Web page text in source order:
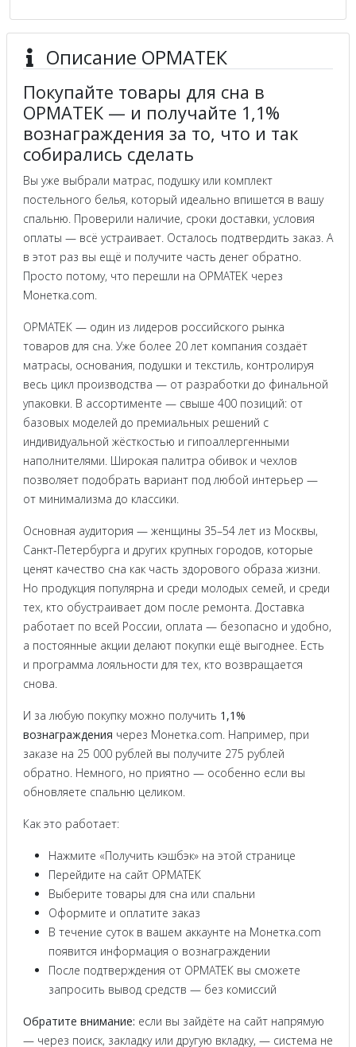
Описание ОРМАТЕК
Покупайте товары для сна в
ОРМАТЕК — и получайте 1,1%
вознаграждения за то, что и так
собирались сделать
Вы уже выбрали матрас, подушку или комплект
постельного белья, который идеально впишется в вашу
спальню. Проверили наличие, сроки доставки, условия
оплаты — всё устраивает. Осталось подтвердить заказ. А
в этот раз вы ещё и получите часть денег обратно.
Просто потому, что перешли на ОРМАТЕК через
Монетка.com.
ОРМАТЕК — один из лидеров российского рынка
товаров для сна. Уже более 20 лет компания создаёт
матрасы, основания, подушки и текстиль, контролируя
весь цикл производства — от разработки до финальной
упаковки. В ассортименте — свыше 400 позиций: от
базовых моделей до премиальных решений с
индивидуальной жёсткостью и гипоаллергенными
наполнителями. Широкая палитра обивок и чехлов
позволяет подобрать вариант под любой интерьер —
от минимализма до классики.
Основная аудитория — женщины 35–54 лет из Москвы,
Санкт-Петербурга и других крупных городов, которые
ценят качество сна как часть здорового образа жизни.
Но продукция популярна и среди молодых семей, и среди
тех, кто обустраивает дом после ремонта. Доставка
работает по всей России, оплата — безопасно и удобно,
а постоянные акции делают покупки ещё выгоднее. Есть
и программа лояльности для тех, кто возвращается
снова.
И за любую покупку можно получить 1,1%
вознаграждения через Монетка.com. Например, при
заказе на 25 000 рублей вы получите 275 рублей
обратно. Немного, но приятно — особенно если вы
обновляете спальню целиком.
Как это работает:
Нажмите «Получить кэшбэк» на этой странице
Перейдите на сайт ОРМАТЕК
Выберите товары для сна или спальни
Оформите и оплатите заказ
В течение суток в вашем аккаунте на Монетка.com
появится информация о вознаграждении
После подтверждения от ОРМАТЕК вы сможете
запросить вывод средств — без комиссий
Обратите внимание: если вы зайдёте на сайт напрямую
— через поиск, закладку или другую вкладку, — система не